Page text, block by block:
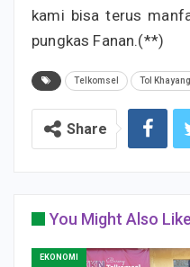
kami bisa terus
pungkas Fanan.(**)
Telkomsel Tol
Share
You Might Also Like
EKONOMI